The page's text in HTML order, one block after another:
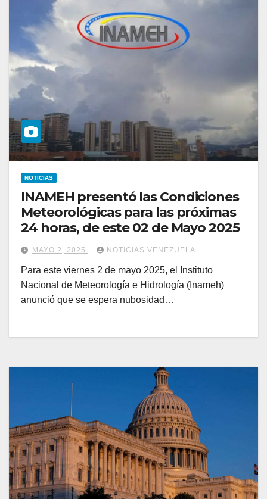
NOTICIAS
INAMEH presentó las Condiciones
Meteorológicas para las próximas
24 horas, de este 02 de Mayo 2025
MAYO 2, 2025 NOTICIAS VENEZUELA
Para este viernes 2 de mayo 2025, el Instituto
Nacional de Meteorología e Hidrología (Inameh)
anunció que se espera nubosidad…